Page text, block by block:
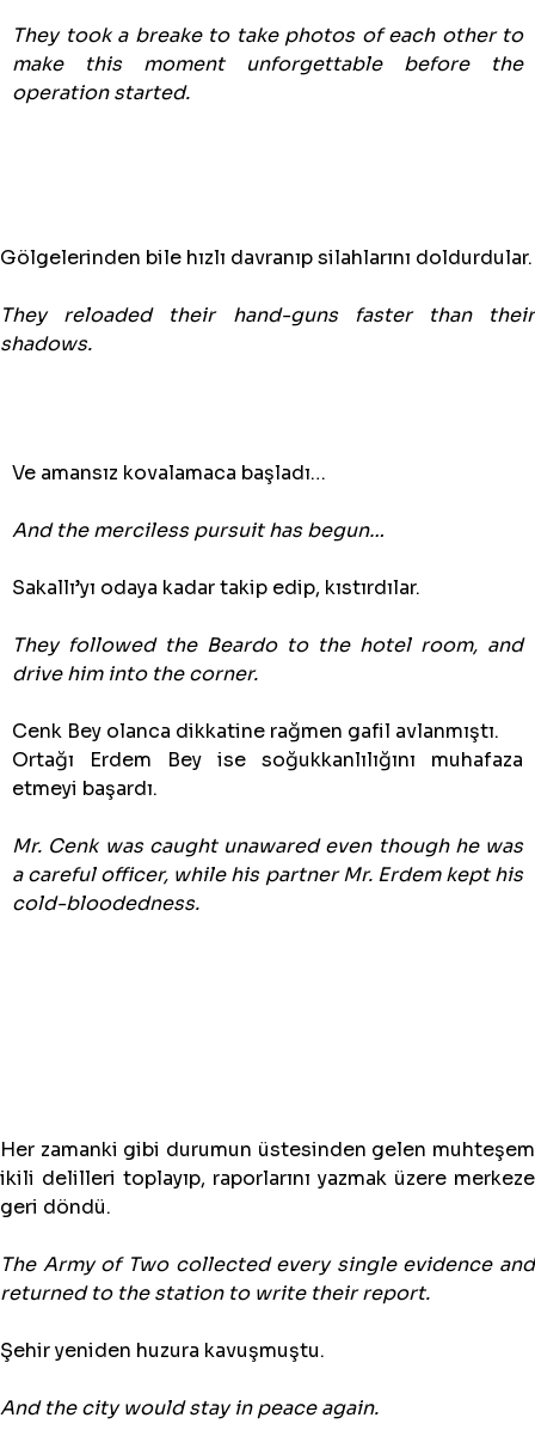
They took a breake to take photos of each other to
make this moment unforgettable before the
operation started.
Gölgelerinden bile hızlı davranıp silahlarını doldurdular.
They reloaded their hand-guns faster than their
shadows.
Ve amansız kovalamaca başladı…
And the merciless pursuit has begun…
Sakallı’yı odaya kadar takip edip, kıstırdılar.
They followed the Beardo to the hotel room, and
drive him into the corner.
Cenk Bey olanca dikkatine rağmen gafil avlanmıştı.
Ortağı Erdem Bey ise soğukkanlılığını muhafaza
etmeyi başardı.
Mr. Cenk was caught unawared even though he was
a careful officer, while his partner Mr. Erdem kept his
cold-bloodedness.
Her zamanki gibi durumun üstesinden gelen muhteşem
ikili delilleri toplayıp, raporlarını yazmak üzere merkeze
geri döndü.
The Army of Two collected every single evidence and
returned to the station to write their report.
Şehir yeniden huzura kavuşmuştu.
And the city would stay in peace again.